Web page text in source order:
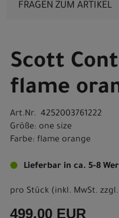
FRAGEN ZUM ARTIKEL
Scott
flame
Art.Nr. 4252003761222
Größe: one size
Farbe: flame orange
Lieferbar in ca. 5-8
pro Stück (inkl. MwSt. zzgl.
499,00 EUR